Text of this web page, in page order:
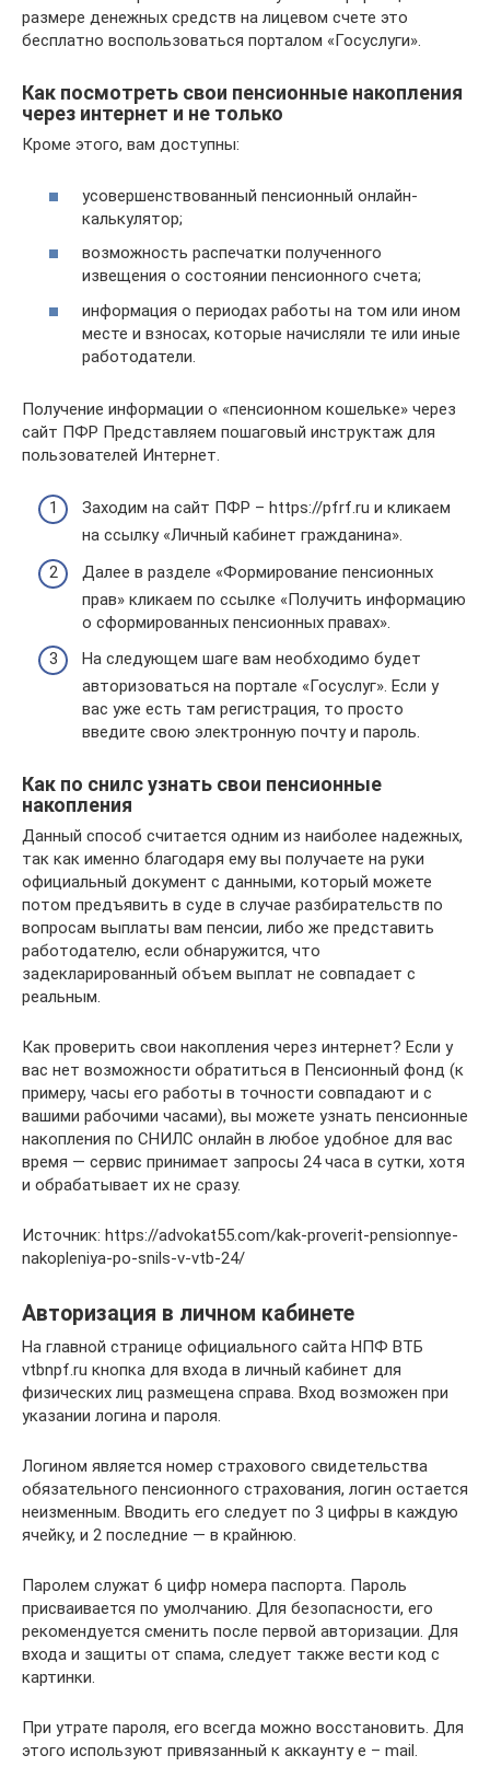
размере денежных средств на лицевом счете это
бесплатно воспользоваться порталом «Госуслуги».
Как посмотреть свои пенсионные накопления
через интернет и не только
Кроме этого, вам доступны:
усовершенствованный пенсионный онлайн-
калькулятор;
возможность распечатки полученного
извещения о состоянии пенсионного счета;
информация о периодах работы на том или ином
месте и взносах, которые начисляли те или иные
работодатели.
Получение информации о «пенсионном кошельке» через
сайт ПФР Представляем пошаговый инструктаж для
пользователей Интернет.
Заходим на сайт ПФР – https://pfrf.ru и кликаем
на ссылку «Личный кабинет гражданина».
Далее в разделе «Формирование пенсионных
прав» кликаем по ссылке «Получить информацию
о сформированных пенсионных правах».
На следующем шаге вам необходимо будет
авторизоваться на портале «Госуслуг». Если у
вас уже есть там регистрация, то просто
введите свою электронную почту и пароль.
Как по снилс узнать свои пенсионные
накопления
Данный способ считается одним из наиболее надежных,
так как именно благодаря ему вы получаете на руки
официальный документ с данными, который можете
потом предъявить в суде в случае разбирательств по
вопросам выплаты вам пенсии, либо же представить
работодателю, если обнаружится, что
задекларированный объем выплат не совпадает с
реальным.
Как проверить свои накопления через интернет? Если у
вас нет возможности обратиться в Пенсионный фонд (к
примеру, часы его работы в точности совпадают и с
вашими рабочими часами), вы можете узнать пенсионные
накопления по СНИЛС онлайн в любое удобное для вас
время — сервис принимает запросы 24 часа в сутки, хотя
и обрабатывает их не сразу.
Источник: https://advokat55.com/kak-proverit-pensionnye-
nakopleniya-po-snils-v-vtb-24/
Авторизация в личном кабинете
На главной странице официального сайта НПФ ВТБ
vtbnpf.ru кнопка для входа в личный кабинет для
физических лиц размещена справа. Вход возможен при
указании логина и пароля.
Логином является номер страхового свидетельства
обязательного пенсионного страхования, логин остается
неизменным. Вводить его следует по 3 цифры в каждую
ячейку, и 2 последние — в крайнюю.
Паролем служат 6 цифр номера паспорта. Пароль
присваивается по умолчанию. Для безопасности, его
рекомендуется сменить после первой авторизации. Для
входа и защиты от спама, следует также вести код с
картинки.
При утрате пароля, его всегда можно восстановить. Для
этого используют привязанный к аккаунту e – mail.